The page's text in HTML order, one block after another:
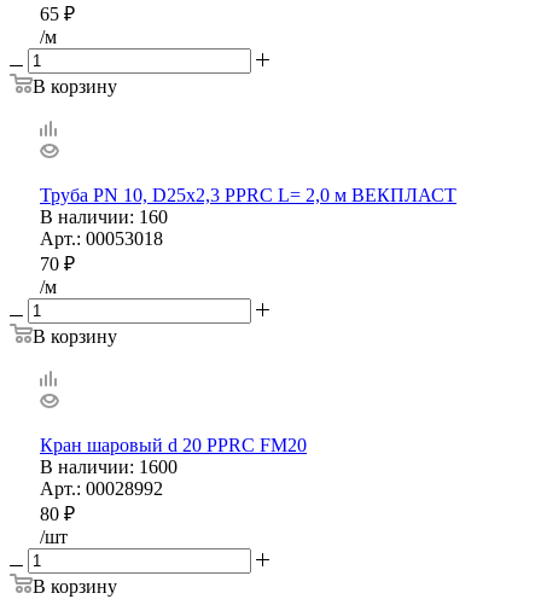
65 ₽
/м
В корзину
Труба PN 10, D25х2,3 PPRС L= 2,0 м ВЕКПЛАСТ
В наличии: 160
Арт.: 00053018
70 ₽
/м
В корзину
Кран шаровый d 20 PPRС FM20
В наличии: 1600
Арт.: 00028992
80 ₽
/шт
В корзину